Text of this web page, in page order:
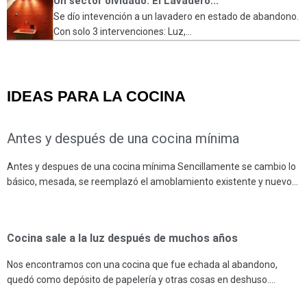
Se dío intevención a un lavadero en estado de abandono.
Con solo 3 intervenciones: Luz,...
IDEAS PARA LA COCINA
Antes y después de una cocina mínima
Antes y despues de una cocina mínima Sencillamente se cambio lo
básico, mesada, se reemplazó el amoblamiento existente y nuevo…
Cocina sale a la luz después de muchos años
Nos encontramos con una cocina que fue echada al abandono,
quedó como depósito de papelería y otras cosas en deshuso.…